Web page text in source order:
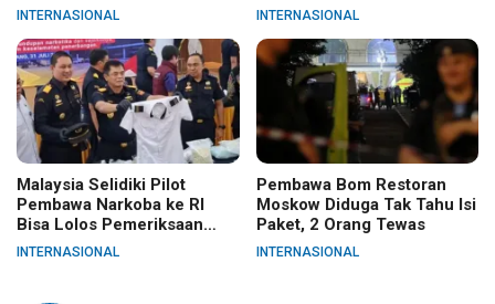
INTERNASIONAL INTERNASIONAL
Malaysia Selidiki Pilot
Pembawa Narkoba ke RI
Bisa Lolos Pemeriksaan
KLIA
INTERNASIONAL
Pembawa Bom Restoran
Moskow Diduga Tak Tahu Isi
Paket, 2 Orang Tewas
INTERNASIONAL